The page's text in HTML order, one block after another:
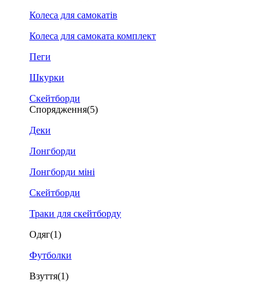
Колеса для самокатів
Колеса для самоката комплект
Пеги
Шкурки
Скейтборди
Спорядження(5)
Деки
Лонгборди
Лонгборди міні
Скейтборди
Траки для скейтборду
Одяг(1)
Футболки
Взуття(1)